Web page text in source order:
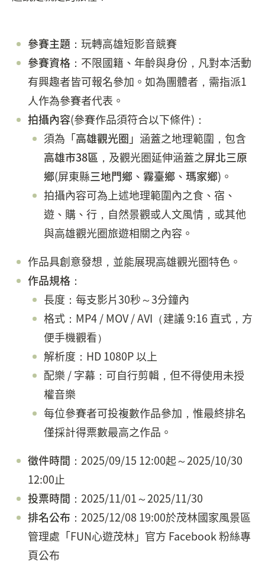
參賽主題 ：玩轉高雄短影音競賽
參賽資格 ：不限國籍、年齡與身份，凡對本活動
有興趣者皆可報名參加。如為團體者，需指派1
人作為參賽者代表。
拍攝內容(參賽作品須符合以下條件)：
須為「高雄觀光圈 」涵蓋之地理範圍，包含
高雄市38區 ，及觀光圈延伸涵蓋之屏北三原
鄉(屏東縣三地門鄉 、 霧臺鄉 、瑪家鄉)。
拍攝內容可為上述地理範圍內之食、宿、
遊、購、行，自然景觀或人文風情，或其他
與高雄觀光圈旅遊相關之內容。
作品具創意發想，並能展現高雄觀光圈特色。
作品規格 ：
長度：每支影片30秒～3分鐘內
格式：MP4 / MOV / AVI（建議 9:16 直式，方
便手機觀看）
解析度：HD 1080P 以上
配樂 / 字幕：可自行剪輯，但不得使用未授
權音樂
每位參賽者可投複數作品參加，惟最終排名
僅採計得票數最高之作品。
徵件時間 ：2025/09/15 12:00起～2025/10/30
12:00止
投票時間 ：2025/11/01～2025/11/30
排名公布 ：2025/12/08 19:00於茂林國家風景區
管理處「FUN心遊茂林」官方 Facebook 粉絲專
頁公布